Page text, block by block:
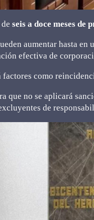
seis a doce meses de
aumentar hasta
efectiva de
factores como
que no se aplicará
de